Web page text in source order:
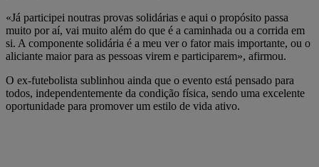
«Já participei noutras provas solidárias e aqui o propósito passa
muito por aí, vai muito além do que é a caminhada ou a corrida em
si. A componente solidária é a meu ver o fator mais importante, ou o
aliciante maior para as pessoas virem e participarem», afirmou.
O ex-futebolista sublinhou ainda que o evento está pensado para
todos, independentemente da condição física, sendo uma excelente
oportunidade para promover um estilo de vida ativo.